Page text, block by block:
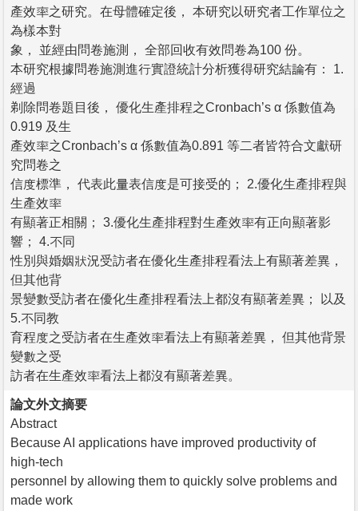
產效率之研究。在母體確定後， 本研究以研究者工作單位之
為樣本對
象， 並經由問卷施測， 全部回收有效問卷為100 份。
本研究根據問卷施測進行實證統計分析獲得研究結論有： 1.
經過
剃除問卷題目後， 優化生產排程之Cronbach’s α 係數值為
0.919 及生
產效率之Cronbach’s α 係數值為0.891 等二者皆符合文獻研
究問卷之
信度標準， 代表此量表信度是可接受的； 2.優化生產排程與
生產效率
有顯著正相關； 3.優化生產排程對生產效率有正向顯著影
響； 4.不同
性別與婚姻狀況受訪者在優化生產排程看法上有顯著差異，
但其他背
景變數受訪者在優化生產排程看法上都沒有顯著差異； 以及
5.不同教
育程度之受訪者在生產效率看法上有顯著差異， 但其他背景
變數之受
訪者在生產效率看法上都沒有顯著差異。
論文外文摘要
Abstract
Because AI applications have improved productivity of
high-tech
personnel by allowing them to quickly solve problems and
made work